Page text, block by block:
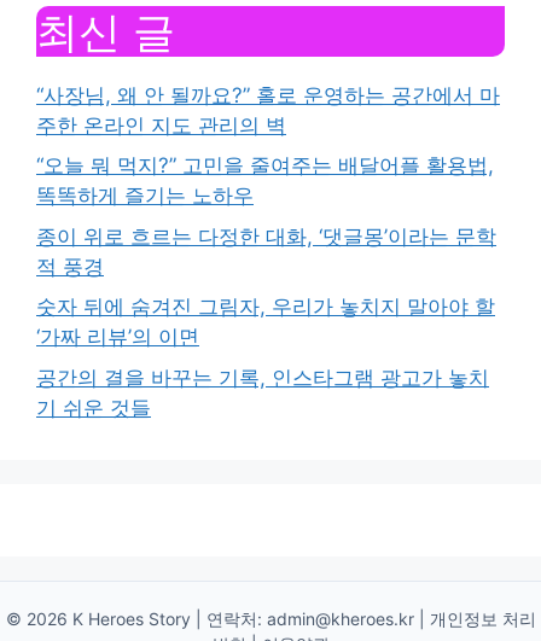
최신 글
“사장님, 왜 안 될까요?” 홀로 운영하는 공간에서 마
주한 온라인 지도 관리의 벽
“오늘 뭐 먹지?” 고민을 줄여주는 배달어플 활용법,
똑똑하게 즐기는 노하우
종이 위로 흐르는 다정한 대화, ‘댓글몽’이라는 문학
적 풍경
숫자 뒤에 숨겨진 그림자, 우리가 놓치지 말아야 할
‘가짜 리뷰’의 이면
공간의 결을 바꾸는 기록, 인스타그램 광고가 놓치
기 쉬운 것들
© 2026 K Heroes Story | 연락처: admin@kheroes.kr| 개인정보 처리